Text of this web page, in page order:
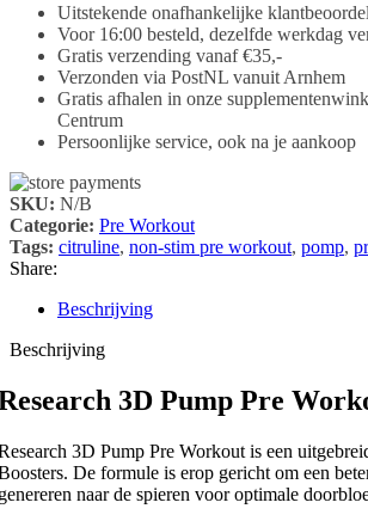
Uitstekende onafhankelijke
Voor 16:00 besteld, dezelfde werkdag
Gratis verzending vanaf €35,-
Verzonden via PostNL vanuit Arnhem
Gratis afhalen in onze
Centrum
Persoonlijke service, ook na je aankoop
SKU: N/B
Categorie: Pre Workout
Tags: citruline, non-stim pre workout, pomp,
Share:
Beschrijving
Beschrijving
3D Pump Pre
3D Pump Pre Workout is een
De formule is erop gericht om een
naar de spieren voor optimale